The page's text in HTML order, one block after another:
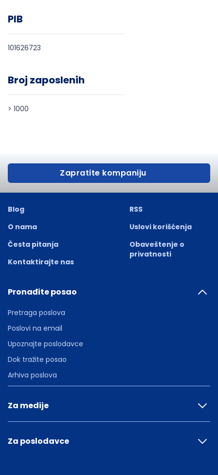
PIB
101626723
Broj zaposlenih
> 1000
Zapratite kompaniju
Blog
O nama
Česta pitanja
Kontaktirajte nas
RSS
Uslovi korišćenja
Obaveštenje o
privatnosti
Pronađite posao
Pretraga poslova
Poslovi na email
Upoznajte poslodavce
Dok tražite posao
Arhiva poslova
Za medije
Za poslodavce